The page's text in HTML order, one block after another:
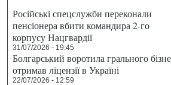
Російські спецслужби переконали
пенсіонера вбити командира 2-го
корпусу Нацгвардії
31/07/2026 - 19:45
Болгарський воротила грального
отримав ліцензії в Україні
22/07/2026 - 12:59